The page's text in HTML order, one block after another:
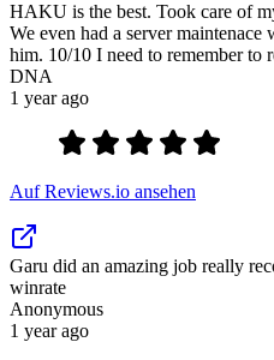
HAKU is the best. Took care of
We even had a server
him. 10/10 I need to remember to
DNA
1 year ago
Auf Reviews.io ansehen
Garu did an amazing job really
winrate
Anonymous
1 year ago